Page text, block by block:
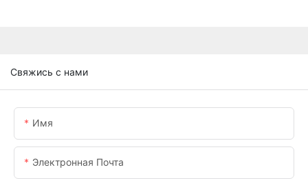
Свяжись с нами
Имя
Электронная Почта